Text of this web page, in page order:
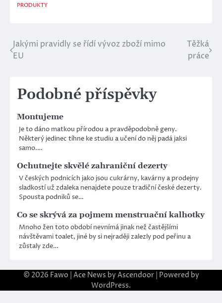
PRODUKTY
Navigace
Jakými pravidly se řídí vývoz zboží mimo
EU
Těžká
práce
Podobné příspěvky
Montujeme
Je to dáno matkou přírodou a pravděpodobně geny.
Některý jedinec tíhne ke studiu a učení do něj padá jaksi
samo.…
Ochutnejte skvělé zahraniční dezerty
V českých podnicích jako jsou cukrárny, kavárny a prodejny
sladkostí už zdaleka nenajdete pouze tradiční české dezerty.
Spousta podniků se…
Co se skrývá za pojmem menstruační kalhotky
Mnoho žen toto období nevnímá jinak než častějšími
návštěvami toalet, jiné by si nejraději zalezly pod peřinu a
zůstaly zde…
© 2026 Fawo | Ace News by Ascendoor| Powered by
WordPress.